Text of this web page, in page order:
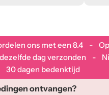
ons met een 8.4 - Op
dezelfde dag verzonden -
30 dagen bedenktijd
ontvangen?